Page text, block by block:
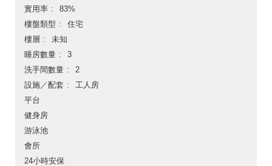
實用率
83%
樓盤類型
住宅
樓層
未知
睡房數量
3
洗手間數量
2
設施／配套
工人房
平台
健身房
游泳池
會所
24小時安保